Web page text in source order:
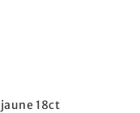
18ct